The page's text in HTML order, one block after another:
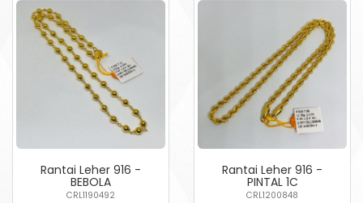
Rantai Leher 916 -
BEBOLA
CRL1190492
Rantai Leher 916 -
PINTAL 1C
CRL1200848